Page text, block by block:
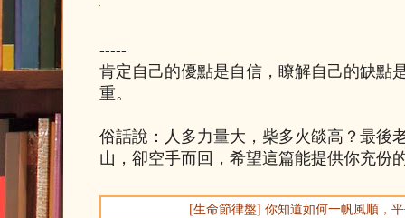
-----
肯定自己的優點是自信，瞭解自己的缺點
重。
俗話說：人多力量大，柴多火燄高？最後
山，卻空手而回，希望這篇能提供你充份
[生命節律盤] 你知道如何一帆風順，